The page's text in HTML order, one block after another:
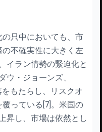
只中においても、市
不確実性に大きく左
イラン情勢の緊迫化と
ウ・ジョーンズ、
もたらし、リスクオ
っている[7]。米国の
昇し、市場は依然とし